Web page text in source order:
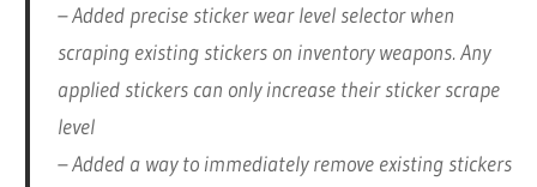
– Added precise sticker wear level selector when
scraping existing stickers on inventory weapons. Any
applied stickers can only increase their sticker scrape
level
– Added a way to immediately remove existing stickers